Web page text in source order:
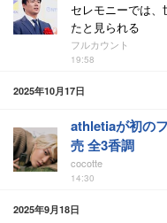
セレモニーでは
たと見られる
フルカウント
19:58
2025年10月17日
athletiaが初の
売 全3香調
cocotte
14:30
2025年9月18日